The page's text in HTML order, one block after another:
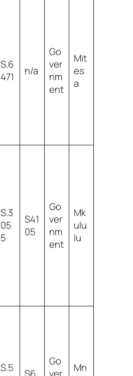
S.6
471
n/a
Go
ver
nm
ent
Mit
es
a
S.3
05
5
S41
05
Go
ver
nm
ent
Mk
ulu
lu
S.5
S6
Go
ver
Mn